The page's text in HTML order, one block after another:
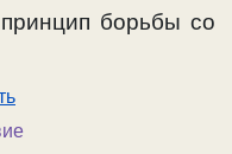
борьбы со